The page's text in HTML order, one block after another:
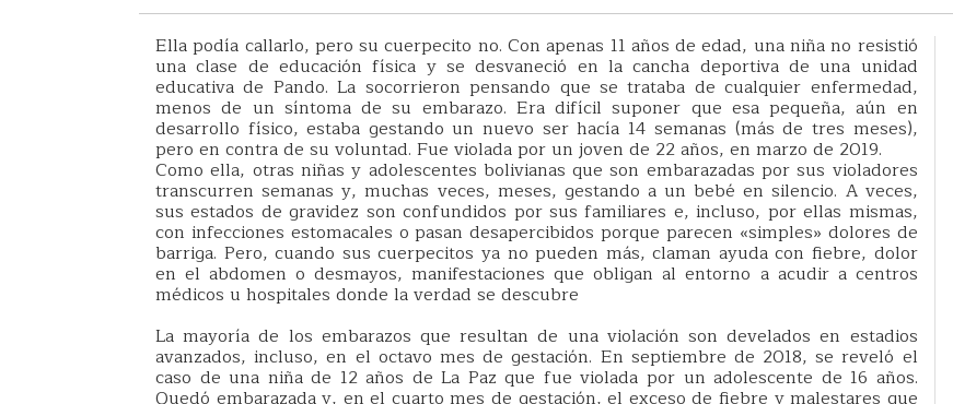
Ella podía callarlo, pero su cuerpecito no. Con apenas 11 años de edad, una niña no resistió
una clase de educación física y se desvaneció en la cancha deportiva de una unidad
educativa de Pando. La socorrieron pensando que se trataba de cualquier enfermedad,
menos de un síntoma de su embarazo. Era difícil suponer que esa pequeña, aún en
desarrollo físico, estaba gestando un nuevo ser hacía 14 semanas (más de tres meses),
pero en contra de su voluntad. Fue violada por un joven de 22 años, en marzo de 2019.
Como ella, otras niñas y adolescentes bolivianas que son embarazadas por sus violadores
transcurren semanas y, muchas veces, meses, gestando a un bebé en silencio. A veces,
sus estados de gravidez son confundidos por sus familiares e, incluso, por ellas mismas,
con infecciones estomacales o pasan desapercibidos porque parecen «simples» dolores de
barriga. Pero, cuando sus cuerpecitos ya no pueden más, claman ayuda con fiebre, dolor
en el abdomen o desmayos, manifestaciones que obligan al entorno a acudir a centros
médicos u hospitales donde la verdad se descubre
La mayoría de los embarazos que resultan de una violación son develados en estadios
avanzados, incluso, en el octavo mes de gestación. En septiembre de 2018, se reveló el
caso de una niña de 12 años de La Paz que fue violada por un adolescente de 16 años.